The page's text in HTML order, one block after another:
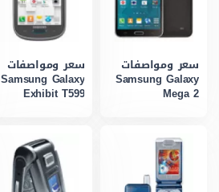
سعر ومواصفات
Samsung Galaxy
Mega 2
سعر ومواصفات
Samsung Galaxy
Exhibit T599